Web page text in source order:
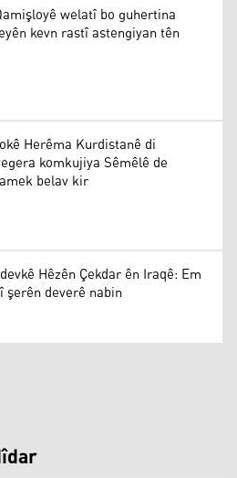
welatî bo guhertina
kevn rastî astengiyan tên
Herêma Kurdistanê di
komkujiya Sêmêlê de
belav kir
Hêzên Çekdar ên Iraqê: Em
şerên deverê nabin